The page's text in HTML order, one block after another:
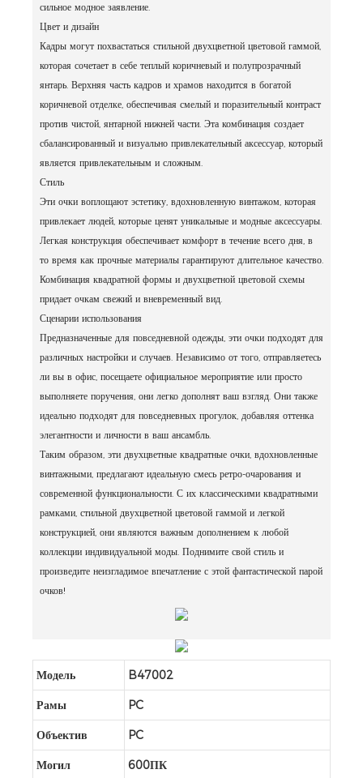
сильное модное заявление.
Цвет и дизайн
Кадры могут похвастаться стильной двухцветной цветовой гаммой,
которая сочетает в себе теплый коричневый и полупрозрачный
янтарь. Верхняя часть кадров и храмов находится в богатой
коричневой отделке, обеспечивая смелый и поразительный контраст
против чистой, янтарной нижней части. Эта комбинация создает
сбалансированный и визуально привлекательный аксессуар, который
является привлекательным и сложным.
Стиль
Эти очки воплощают эстетику, вдохновленную винтажом, которая
привлекает людей, которые ценят уникальные и модные аксессуары.
Легкая конструкция обеспечивает комфорт в течение всего дня, в
то время как прочные материалы гарантируют длительное качество.
Комбинация квадратной формы и двухцветной цветовой схемы
придает очкам свежий и вневременный вид.
Сценарии использования
Предназначенные для повседневной одежды, эти очки подходят для
различных настройки и случаев. Независимо от того, отправляетесь
ли вы в офис, посещаете официальное мероприятие или просто
выполняете поручения, они легко дополнят ваш взгляд. Они также
идеально подходят для повседневных прогулок, добавляя оттенка
элегантности и личности в ваш ансамбль.
Таким образом, эти двухцветные квадратные очки, вдохновленные
винтажными, предлагают идеальную смесь ретро-очарования и
современной функциональности. С их классическими квадратными
рамками, стильной двухцветной цветовой гаммой и легкой
конструкцией, они являются важным дополнением к любой
коллекции индивидуальной моды. Поднимите свой стиль и
произведите неизгладимое впечатление с этой фантастической парой
очков!
Модель B47002
Рамы PC
Объектив PC
Могил 600ПК